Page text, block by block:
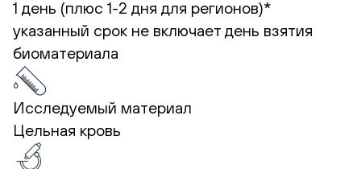
1 день (плюс 1-2 дня для регионов)*
указанный срок не включает день взятия
биоматериала
Исследуемый материал
Цельная кровь